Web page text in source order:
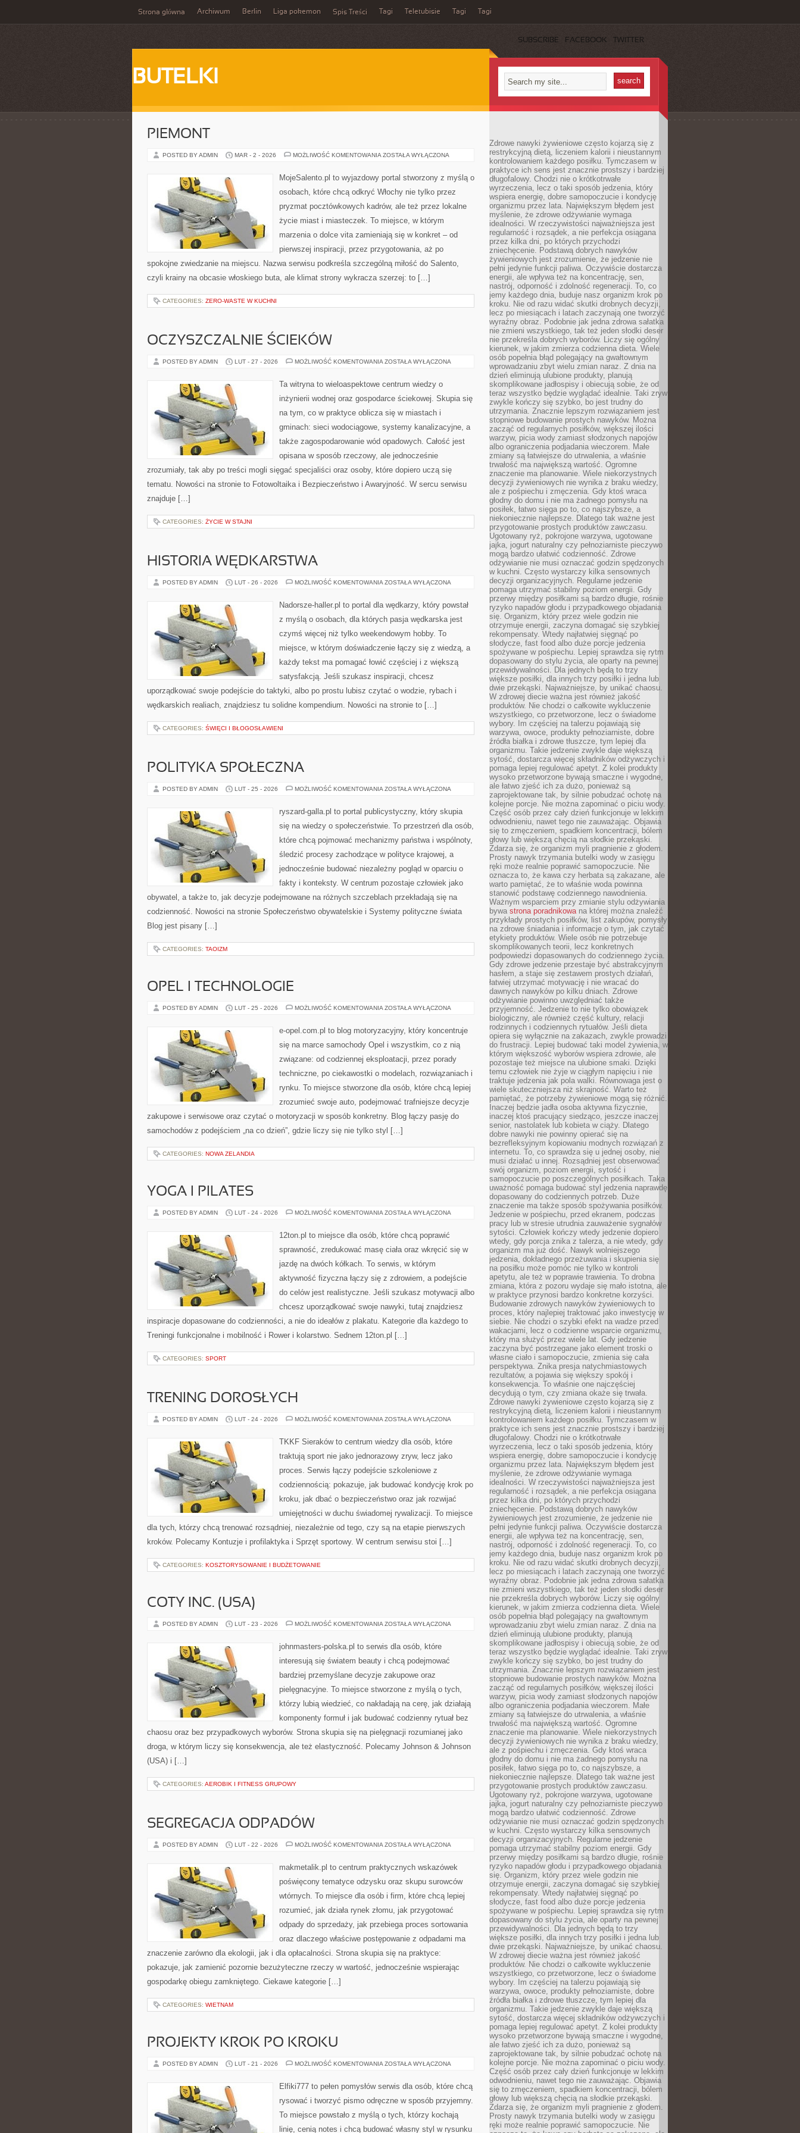
Strona główna Archiwum Berlin Liga pokemon Spis Treści Tagi Teletubisie Tagi Tagi
SUBSCRIBE FACEBOOK TWITTER
BUTELKI
PIEMONT
POSTED BY ADMIN MAR - 2 - 2026 MOŻLIWOŚĆ KOMENTOWANIA PIEMONT
ZOSTAŁA WYŁĄCZONA
MojeSalento.pl to wyjazdowy portal stworzony z myślą o
osobach, które chcą odkryć Włochy nie tylko przez
pryzmat pocztówkowych kadrów, ale też przez lokalne
życie miast i miasteczek. To miejsce, w którym
marzenia o dolce vita zamieniają się w konkret – od
pierwszej inspiracji, przez przygotowania, aż po
spokojne zwiedzanie na miejscu. Nazwa serwisu podkreśla szczególną miłość do Salento,
czyli krainy na obcasie włoskiego buta, ale klimat strony wykracza szerzej: to […]
CATEGORIES: ZERO-WASTE W KUCHNI
OCZYSZCZALNIE ŚCIEKÓW
POSTED BY ADMIN LUT - 27 - 2026 MOŻLIWOŚĆ KOMENTOWANIA OCZYSZCZALNIE
ZOSTAŁA WYŁĄCZONA
Ta witryna to wieloaspektowe centrum wiedzy o
inżynierii wodnej oraz gospodarce ściekowej. Skupia się
na tym, co w praktyce oblicza się w miastach i
gminach: sieci wodociągowe, systemy kanalizacyjne, a
także zagospodarowanie wód opadowych. Całość jest
opisana w sposób rzeczowy, ale jednocześnie
zrozumiały, tak aby po treści mogli sięgać specjaliści oraz osoby, które dopiero uczą się
tematu. Nowości na stronie to Fotowoltaika i Bezpieczeństwo i Awaryjność. W sercu serwisu
znajduje […]
CATEGORIES: ŻYCIE W STAJNI
HISTORIA WĘDKARSTWA
POSTED BY ADMIN LUT - 26 - 2026 MOŻLIWOŚĆ KOMENTOWANIA HISTORIA
ZOSTAŁA WYŁĄCZONA
Nadorsze-haller.pl to portal dla wędkarzy, który powstał
z myślą o osobach, dla których pasja wędkarska jest
czymś więcej niż tylko weekendowym hobby. To
miejsce, w którym doświadczenie łączy się z wiedzą, a
każdy tekst ma pomagać łowić częściej i z większą
satysfakcją. Jeśli szukasz inspiracji, chcesz
uporządkować swoje podejście do taktyki, albo po prostu lubisz czytać o wodzie, rybach i
wędkarskich realiach, znajdziesz tu solidne kompendium. Nowości na stronie to […]
CATEGORIES: ŚWIĘCI I BŁOGOSŁAWIENI
POLITYKA SPOŁECZNA
POSTED BY ADMIN LUT - 25 - 2026 MOŻLIWOŚĆ KOMENTOWANIA POLITYKA
ZOSTAŁA WYŁĄCZONA
ryszard-galla.pl to portal publicystyczny, który skupia
się na wiedzy o społeczeństwie. To przestrzeń dla osób,
które chcą pojmować mechanizmy państwa i wspólnoty,
śledzić procesy zachodzące w polityce krajowej, a
jednocześnie budować niezależny pogląd w oparciu o
fakty i konteksty. W centrum pozostaje człowiek jako
obywatel, a także to, jak decyzje podejmowane na różnych szczeblach przekładają się na
codzienność. Nowości na stronie Społeczeństwo obywatelskie i Systemy polityczne świata
Blog jest pisany […]
CATEGORIES: TAOIZM
OPEL I TECHNOLOGIE
POSTED BY ADMIN LUT - 25 - 2026 MOŻLIWOŚĆ KOMENTOWANIA OPEL
ZOSTAŁA WYŁĄCZONA
e-opel.com.pl to blog motoryzacyjny, który koncentruje
się na marce samochody Opel i wszystkim, co z nią
związane: od codziennej eksploatacji, przez porady
techniczne, po ciekawostki o modelach, rozwiązaniach i
rynku. To miejsce stworzone dla osób, które chcą lepiej
zrozumieć swoje auto, podejmować trafniejsze decyzje
zakupowe i serwisowe oraz czytać o motoryzacji w sposób konkretny. Blog łączy pasję do
samochodów z podejściem „na co dzień”, gdzie liczy się nie tylko styl […]
CATEGORIES: NOWA ZELANDIA
YOGA I PILATES
POSTED BY ADMIN LUT - 24 - 2026 MOŻLIWOŚĆ KOMENTOWANIA YOGA
ZOSTAŁA WYŁĄCZONA
12ton.pl to miejsce dla osób, które chcą poprawić
sprawność, zredukować masę ciała oraz wkręcić się w
jazdę na dwóch kółkach. To serwis, w którym
aktywność fizyczna łączy się z zdrowiem, a podejście
do celów jest realistyczne. Jeśli szukasz motywacji albo
chcesz uporządkować swoje nawyki, tutaj znajdziesz
inspiracje dopasowane do codzienności, a nie do ideałów z plakatu. Kategorie dla każdego to
Treningi funkcjonalne i mobilność i Rower i kolarstwo. Sednem 12ton.pl […]
CATEGORIES: SPORT
TRENING DOROSŁYCH
POSTED BY ADMIN LUT - 24 - 2026 MOŻLIWOŚĆ KOMENTOWANIA TRENING
ZOSTAŁA WYŁĄCZONA
TKKF Sieraków to centrum wiedzy dla osób, które
traktują sport nie jako jednorazowy zryw, lecz jako
proces. Serwis łączy podejście szkoleniowe z
codziennością: pokazuje, jak budować kondycję krok po
kroku, jak dbać o bezpieczeństwo oraz jak rozwijać
umiejętności w duchu świadomej rywalizacji. To miejsce
dla tych, którzy chcą trenować rozsądniej, niezależnie od tego, czy są na etapie pierwszych
kroków. Polecamy Kontuzje i profilaktyka i Sprzęt sportowy. W centrum serwisu stoi […]
CATEGORIES: KOSZTORYSOWANIE I BUDŻETOWANIE
COTY INC. (USA)
POSTED BY ADMIN LUT - 23 - 2026 MOŻLIWOŚĆ KOMENTOWANIA COTY
ZOSTAŁA WYŁĄCZONA
johnmasters-polska.pl to serwis dla osób, które
interesują się światem beauty i chcą podejmować
bardziej przemyślane decyzje zakupowe oraz
pielęgnacyjne. To miejsce stworzone z myślą o tych,
którzy lubią wiedzieć, co nakładają na cerę, jak działają
komponenty formuł i jak budować codzienny rytuał bez
chaosu oraz bez przypadkowych wyborów. Strona skupia się na pielęgnacji rozumianej jako
droga, w którym liczy się konsekwencja, ale też elastyczność. Polecamy Johnson & Johnson
(USA) i […]
CATEGORIES: AEROBIK I FITNESS GRUPOWY
SEGREGACJA ODPADÓW
POSTED BY ADMIN LUT - 22 - 2026 MOŻLIWOŚĆ KOMENTOWANIA SEGREGACJA
ZOSTAŁA WYŁĄCZONA
makmetalik.pl to centrum praktycznych wskazówek
poświęcony tematyce odzysku oraz skupu surowców
wtórnych. To miejsce dla osób i firm, które chcą lepiej
rozumieć, jak działa rynek złomu, jak przygotować
odpady do sprzedaży, jak przebiega proces sortowania
oraz dlaczego właściwe postępowanie z odpadami ma
znaczenie zarówno dla ekologii, jak i dla opłacalności. Strona skupia się na praktyce:
pokazuje, jak zamienić pozornie bezużyteczne rzeczy w wartość, jednocześnie wspierając
gospodarkę obiegu zamkniętego. Ciekawe kategorie […]
CATEGORIES: WIETNAM
PROJEKTY KROK PO KROKU
POSTED BY ADMIN LUT - 21 - 2026 MOŻLIWOŚĆ KOMENTOWANIA PROJEKTY
KROKU
ZOSTAŁA WYŁĄCZONA
Elfiki777 to pełen pomysłów serwis dla osób, które chcą
rysować i tworzyć pismo odręczne w sposób przyjemny.
To miejsce powstało z myślą o tych, którzy kochają
linię, cenią notes i chcą budować własny styl w rysunku
Zdrowe nawyki żywieniowe często kojarzą się z
restrykcyjną dietą, liczeniem kalorii i nieustannym
kontrolowaniem każdego posiłku. Tymczasem w
praktyce ich sens jest znacznie prostszy i bardziej
długofalowy. Chodzi nie o krótkotrwałe
wyrzeczenia, lecz o taki sposób jedzenia, który
wspiera energię, dobre samopoczucie i kondycję
organizmu przez lata. Największym błędem jest
myślenie, że zdrowe odżywianie wymaga
idealności. W rzeczywistości najważniejsza jest
regularność i rozsądek, a nie perfekcja osiągana
przez kilka dni, po których przychodzi
zniechęcenie. Podstawą dobrych nawyków
żywieniowych jest zrozumienie, że jedzenie nie
pełni jedynie funkcji paliwa. Oczywiście dostarcza
energii, ale wpływa też na koncentrację, sen,
nastrój, odporność i zdolność regeneracji. To, co
jemy każdego dnia, buduje nasz organizm krok po
kroku. Nie od razu widać skutki drobnych decyzji,
lecz po miesiącach i latach zaczynają one tworzyć
wyraźny obraz. Podobnie jak jedna zdrowa sałatka
nie zmieni wszystkiego, tak też jeden słodki deser
nie przekreśla dobrych wyborów. Liczy się ogólny
kierunek, w jakim zmierza codzienna dieta. Wiele
osób popełnia błąd polegający na gwałtownym
wprowadzaniu zbyt wielu zmian naraz. Z dnia na
dzień eliminują ulubione produkty, planują
skomplikowane jadłospisy i obiecują sobie, że od
teraz wszystko będzie wyglądać idealnie. Taki zryw
zwykle kończy się szybko, bo jest trudny do
utrzymania. Znacznie lepszym rozwiązaniem jest
stopniowe budowanie prostych nawyków. Można
zacząć od regularnych posiłków, większej ilości
warzyw, picia wody zamiast słodzonych napojów
albo ograniczenia podjadania wieczorem. Małe
zmiany są łatwiejsze do utrwalenia, a właśnie
trwałość ma największą wartość. Ogromne
znaczenie ma planowanie. Wiele niekorzystnych
decyzji żywieniowych nie wynika z braku wiedzy,
ale z pośpiechu i zmęczenia. Gdy ktoś wraca
głodny do domu i nie ma żadnego pomysłu na
posiłek, łatwo sięga po to, co najszybsze, a
niekoniecznie najlepsze. Dlatego tak ważne jest
przygotowanie prostych produktów zawczasu.
Ugotowany ryż, pokrojone warzywa, ugotowane
jajka, jogurt naturalny czy pełnoziarniste pieczywo
mogą bardzo ułatwić codzienność. Zdrowe
odżywianie nie musi oznaczać godzin spędzonych
w kuchni. Często wystarczy kilka sensownych
decyzji organizacyjnych. Regularne jedzenie
pomaga utrzymać stabilny poziom energii. Gdy
przerwy między posiłkami są bardzo długie, rośnie
ryzyko napadów głodu i przypadkowego objadania
się. Organizm, który przez wiele godzin nie
otrzymuje energii, zaczyna domagać się szybkiej
rekompensaty. Wtedy najłatwiej sięgnąć po
słodycze, fast food albo duże porcje jedzenia
spożywane w pośpiechu. Lepiej sprawdza się rytm
dopasowany do stylu życia, ale oparty na pewnej
przewidywalności. Dla jednych będą to trzy
większe posiłki, dla innych trzy posiłki i jedna lub
dwie przekąski. Najważniejsze, by unikać chaosu.
W zdrowej diecie ważna jest również jakość
produktów. Nie chodzi o całkowite wykluczenie
wszystkiego, co przetworzone, lecz o świadome
wybory. Im częściej na talerzu pojawiają się
warzywa, owoce, produkty pełnoziarniste, dobre
źródła białka i zdrowe tłuszcze, tym lepiej dla
organizmu. Takie jedzenie zwykle daje większą
sytość, dostarcza więcej składników odżywczych i
pomaga lepiej regulować apetyt. Z kolei produkty
wysoko przetworzone bywają smaczne i wygodne,
ale łatwo zjeść ich za dużo, ponieważ są
zaprojektowane tak, by silnie pobudzać ochotę na
kolejne porcje. Nie można zapominać o piciu wody.
Część osób przez cały dzień funkcjonuje w lekkim
odwodnieniu, nawet tego nie zauważając. Objawia
się to zmęczeniem, spadkiem koncentracji, bólem
głowy lub większą chęcią na słodkie przekąski.
Zdarza się, że organizm myli pragnienie z głodem.
Prosty nawyk trzymania butelki wody w zasięgu
ręki może realnie poprawić samopoczucie. Nie
oznacza to, że kawa czy herbata są zakazane, ale
warto pamiętać, że to właśnie woda powinna
stanowić podstawę codziennego nawodnienia.
Ważnym wsparciem przy zmianie stylu odżywiania
bywa strona poradnikowana której można znaleźć
przykłady prostych posiłków, list zakupów, pomysły
na zdrowe śniadania i informacje o tym, jak czytać
etykiety produktów. Wiele osób nie potrzebuje
skomplikowanych teorii, lecz konkretnych
podpowiedzi dopasowanych do codziennego życia.
Gdy zdrowe jedzenie przestaje być abstrakcyjnym
hasłem, a staje się zestawem prostych działań,
łatwiej utrzymać motywację i nie wracać do
dawnych nawyków po kilku dniach. Zdrowe
odżywianie powinno uwzględniać także
przyjemność. Jedzenie to nie tylko obowiązek
biologiczny, ale również część kultury, relacji
rodzinnych i codziennych rytuałów. Jeśli dieta
opiera się wyłącznie na zakazach, zwykle prowadzi
do frustracji. Lepiej budować taki model żywienia, w
którym większość wyborów wspiera zdrowie, ale
pozostaje też miejsce na ulubione smaki. Dzięki
temu człowiek nie żyje w ciągłym napięciu i nie
traktuje jedzenia jak pola walki. Równowaga jest o
wiele skuteczniejsza niż skrajność. Warto też
pamiętać, że potrzeby żywieniowe mogą się różnić.
Inaczej będzie jadła osoba aktywna fizycznie,
inaczej ktoś pracujący siedząco, jeszcze inaczej
senior, nastolatek lub kobieta w ciąży. Dlatego
dobre nawyki nie powinny opierać się na
bezrefleksyjnym kopiowaniu modnych rozwiązań z
internetu. To, co sprawdza się u jednej osoby, nie
musi działać u innej. Rozsądniej jest obserwować
swój organizm, poziom energii, sytość i
samopoczucie po poszczególnych posiłkach. Taka
uważność pomaga budować styl jedzenia naprawdę
dopasowany do codziennych potrzeb. Duże
znaczenie ma także sposób spożywania posiłków.
Jedzenie w pośpiechu, przed ekranem, podczas
pracy lub w stresie utrudnia zauważenie sygnałów
sytości. Człowiek kończy wtedy jedzenie dopiero
wtedy, gdy porcja znika z talerza, a nie wtedy, gdy
organizm ma już dość. Nawyk wolniejszego
jedzenia, dokładnego przeżuwania i skupienia się
na posiłku może pomóc nie tylko w kontroli
apetytu, ale też w poprawie trawienia. To drobna
zmiana, która z pozoru wydaje się mało istotna, ale
w praktyce przynosi bardzo konkretne korzyści.
Budowanie zdrowych nawyków żywieniowych to
proces, który najlepiej traktować jako inwestycję w
siebie. Nie chodzi o szybki efekt na wadze przed
wakacjami, lecz o codzienne wsparcie organizmu,
który ma służyć przez wiele lat. Gdy jedzenie
zaczyna być postrzegane jako element troski o
własne ciało i samopoczucie, zmienia się cała
perspektywa. Znika presja natychmiastowych
rezultatów, a pojawia się większy spokój i
konsekwencja. To właśnie one najczęściej
decydują o tym, czy zmiana okaże się trwała.
Zdrowe nawyki żywieniowe często kojarzą się z
restrykcyjną dietą, liczeniem kalorii i nieustannym
kontrolowaniem każdego posiłku. Tymczasem w
praktyce ich sens jest znacznie prostszy i bardziej
długofalowy. Chodzi nie o krótkotrwałe
wyrzeczenia, lecz o taki sposób jedzenia, który
wspiera energię, dobre samopoczucie i kondycję
organizmu przez lata. Największym błędem jest
myślenie, że zdrowe odżywianie wymaga
idealności. W rzeczywistości najważniejsza jest
regularność i rozsądek, a nie perfekcja osiągana
przez kilka dni, po których przychodzi
zniechęcenie. Podstawą dobrych nawyków
żywieniowych jest zrozumienie, że jedzenie nie
pełni jedynie funkcji paliwa. Oczywiście dostarcza
energii, ale wpływa też na koncentrację, sen,
nastrój, odporność i zdolność regeneracji. To, co
jemy każdego dnia, buduje nasz organizm krok po
kroku. Nie od razu widać skutki drobnych decyzji,
lecz po miesiącach i latach zaczynają one tworzyć
wyraźny obraz. Podobnie jak jedna zdrowa sałatka
nie zmieni wszystkiego, tak też jeden słodki deser
nie przekreśla dobrych wyborów. Liczy się ogólny
kierunek, w jakim zmierza codzienna dieta. Wiele
osób popełnia błąd polegający na gwałtownym
wprowadzaniu zbyt wielu zmian naraz. Z dnia na
dzień eliminują ulubione produkty, planują
skomplikowane jadłospisy i obiecują sobie, że od
teraz wszystko będzie wyglądać idealnie. Taki zryw
zwykle kończy się szybko, bo jest trudny do
utrzymania. Znacznie lepszym rozwiązaniem jest
stopniowe budowanie prostych nawyków. Można
zacząć od regularnych posiłków, większej ilości
warzyw, picia wody zamiast słodzonych napojów
albo ograniczenia podjadania wieczorem. Małe
zmiany są łatwiejsze do utrwalenia, a właśnie
trwałość ma największą wartość. Ogromne
znaczenie ma planowanie. Wiele niekorzystnych
decyzji żywieniowych nie wynika z braku wiedzy,
ale z pośpiechu i zmęczenia. Gdy ktoś wraca
głodny do domu i nie ma żadnego pomysłu na
posiłek, łatwo sięga po to, co najszybsze, a
niekoniecznie najlepsze. Dlatego tak ważne jest
przygotowanie prostych produktów zawczasu.
Ugotowany ryż, pokrojone warzywa, ugotowane
jajka, jogurt naturalny czy pełnoziarniste pieczywo
mogą bardzo ułatwić codzienność. Zdrowe
odżywianie nie musi oznaczać godzin spędzonych
w kuchni. Często wystarczy kilka sensownych
decyzji organizacyjnych. Regularne jedzenie
pomaga utrzymać stabilny poziom energii. Gdy
przerwy między posiłkami są bardzo długie, rośnie
ryzyko napadów głodu i przypadkowego objadania
się. Organizm, który przez wiele godzin nie
otrzymuje energii, zaczyna domagać się szybkiej
rekompensaty. Wtedy najłatwiej sięgnąć po
słodycze, fast food albo duże porcje jedzenia
spożywane w pośpiechu. Lepiej sprawdza się rytm
dopasowany do stylu życia, ale oparty na pewnej
przewidywalności. Dla jednych będą to trzy
większe posiłki, dla innych trzy posiłki i jedna lub
dwie przekąski. Najważniejsze, by unikać chaosu.
W zdrowej diecie ważna jest również jakość
produktów. Nie chodzi o całkowite wykluczenie
wszystkiego, co przetworzone, lecz o świadome
wybory. Im częściej na talerzu pojawiają się
warzywa, owoce, produkty pełnoziarniste, dobre
źródła białka i zdrowe tłuszcze, tym lepiej dla
organizmu. Takie jedzenie zwykle daje większą
sytość, dostarcza więcej składników odżywczych i
pomaga lepiej regulować apetyt. Z kolei produkty
wysoko przetworzone bywają smaczne i wygodne,
ale łatwo zjeść ich za dużo, ponieważ są
zaprojektowane tak, by silnie pobudzać ochotę na
kolejne porcje. Nie można zapominać o piciu wody.
Część osób przez cały dzień funkcjonuje w lekkim
odwodnieniu, nawet tego nie zauważając. Objawia
się to zmęczeniem, spadkiem koncentracji, bólem
głowy lub większą chęcią na słodkie przekąski.
Zdarza się, że organizm myli pragnienie z głodem.
Prosty nawyk trzymania butelki wody w zasięgu
ręki może realnie poprawić samopoczucie. Nie